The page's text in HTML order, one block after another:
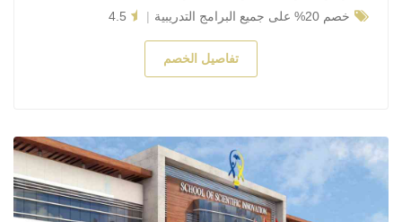
خصم 20% على جميع البرامج التدريبية 4.5
تفاصيل الخصم